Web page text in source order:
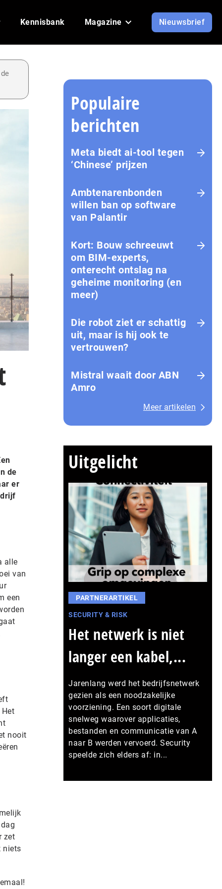
Kennisbank Magazine Nieuwsbrief
de
er
alle
van
een
nooit
zet
niets
Populaire
berichten
Meta biedt ai-tool tegen
‘Chinese’ prijzen
Ambtenarenbonden
willen ban op software
van Palantir
Kort: Bouw schreeuwt
om BIM-experts,
onterecht ontslag na
geheime monitoring (en
meer)
Die robot ziet er schattig
uit, maar is hij ook te
vertrouwen?
Mistral waait door ABN
Amro
Meer artikelen
Uitgelicht
PARTNERARTIKEL
SECURITY & RISK
Het netwerk is niet
langer een kabel,...
Jarenlang werd het bedrijfsnetwerk
gezien als een noodzakelijke
voorziening. Een soort digitale
snelweg waarover applicaties,
bestanden en communicatie van A
naar B werden vervoerd. Security
speelde zich elders af: in...